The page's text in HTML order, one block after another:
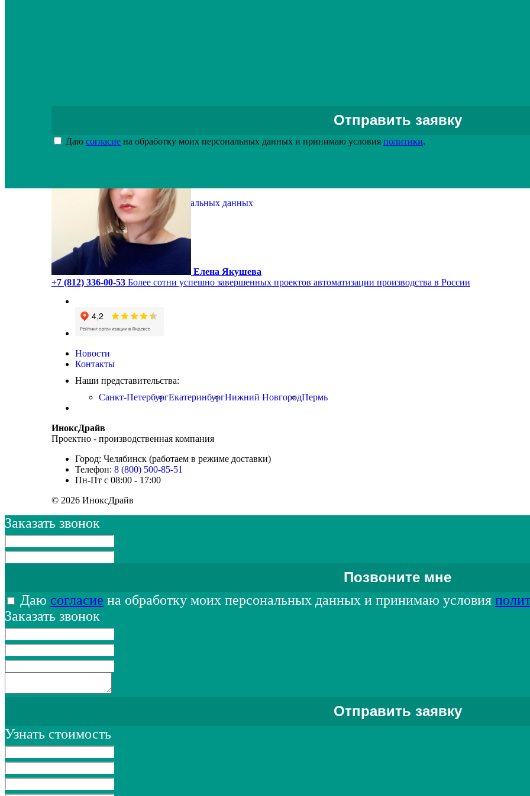
Задать вопрос специалисту
Елена Якушева
+7 (812) 336-00-53 Более сотни успешно завершенных проектов автоматизации производства в России
Даю согласие на обработку моих персональных данных и принимаю условия политики.
Политика обработки персональных данных
Оставить заявку
Заказать обратный звонок
info@inox-drive.ru
+7 (812) 336-00-53
Новости
Контакты
Наши представительства:
Санкт-ПетербургЕкатеринбургНижний НовгородПермь
ИноксДрайв
Проектно - производственная компания
Город: Челябинск (работаем в режиме доставки)
Телефон: 8 (800) 500-85-51
Пн-Пт с 08:00 - 17:00
© 2026 ИноксДрайв
Заказать звонок
Даю согласие на обработку моих персональных данных и принимаю условия
Заказать звонок
Узнать стоимость